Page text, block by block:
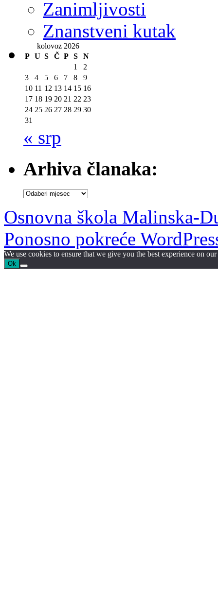
Zanimljivosti
Znanstveni kutak
kolovoz 2026
P U S Č P S
N
1
2
3
4 5 6 7 8
9
10 11 12 13 14 15 16
17 18 19 20 21 22 23
24 25 26 27 28 29 30
31
« srp
Arhiva članaka:
Arhiva
Osnovna škola Malinska-
Ponosno pokreće
We use cookies to ensure that we give you the best experience on
Ok